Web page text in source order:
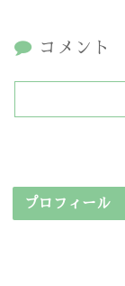
コメント
プロフィール